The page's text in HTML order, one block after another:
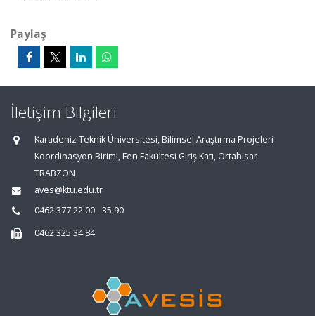
Paylaş
İletişim Bilgileri
Karadeniz Teknik Üniversitesi, Bilimsel Araştırma Projeleri
Koordinasyon Birimi, Fen Fakültesi Giriş Katı, Ortahisar
TRABZON
aves@ktu.edu.tr
0462 377 22 00 - 35 90
0462 325 34 84